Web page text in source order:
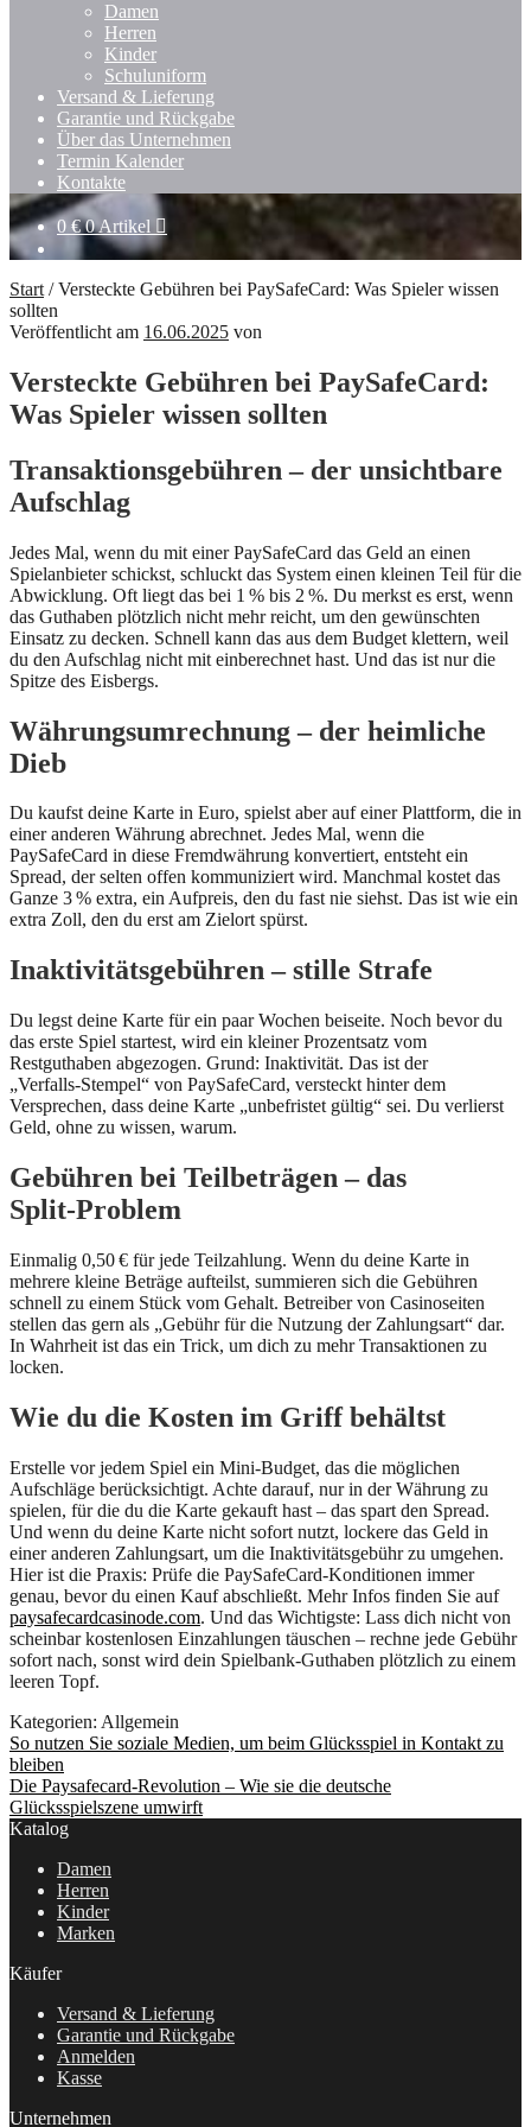
Damen
Herren
Kinder
Schuluniform
Versand & Lieferung
Garantie und Rückgabe
Über das Unternehmen
Termin Kalender
Kontakte
0 € 0 Artikel
Start /Versteckte Gebühren bei PaySafeCard: Was Spieler wissen
sollten
Veröffentlicht am 16.06.2025 von
Versteckte Gebühren bei PaySafeCard:
Was Spieler wissen sollten
Transaktionsgebühren – der unsichtbare
Aufschlag
Jedes Mal, wenn du mit einer PaySafeCard das Geld an einen
Spielanbieter schickst, schluckt das System einen kleinen Teil für die
Abwicklung. Oft liegt das bei 1 % bis 2 %. Du merkst es erst, wenn
das Guthaben plötzlich nicht mehr reicht, um den gewünschten
Einsatz zu decken. Schnell kann das aus dem Budget klettern, weil
du den Aufschlag nicht mit einberechnet hast. Und das ist nur die
Spitze des Eisbergs.
Währungsumrechnung – der heimliche
Dieb
Du kaufst deine Karte in Euro, spielst aber auf einer Plattform, die in
einer anderen Währung abrechnet. Jedes Mal, wenn die
PaySafeCard in diese Fremdwährung konvertiert, entsteht ein
Spread, der selten offen kommuniziert wird. Manchmal kostet das
Ganze 3 % extra, ein Aufpreis, den du fast nie siehst. Das ist wie ein
extra Zoll, den du erst am Zielort spürst.
Inaktivitätsgebühren – stille Strafe
Du legst deine Karte für ein paar Wochen beiseite. Noch bevor du
das erste Spiel startest, wird ein kleiner Prozentsatz vom
Restguthaben abgezogen. Grund: Inaktivität. Das ist der
„Verfalls‑Stempel“ von PaySafeCard, versteckt hinter dem
Versprechen, dass deine Karte „unbefristet gültig“ sei. Du verlierst
Geld, ohne zu wissen, warum.
Gebühren bei Teilbeträgen – das
Split‑Problem
Einmalig 0,50 € für jede Teilzahlung. Wenn du deine Karte in
mehrere kleine Beträge aufteilst, summieren sich die Gebühren
schnell zu einem Stück vom Gehalt. Betreiber von Casinoseiten
stellen das gern als „Gebühr für die Nutzung der Zahlungsart“ dar.
In Wahrheit ist das ein Trick, um dich zu mehr Transaktionen zu
locken.
Wie du die Kosten im Griff behältst
Erstelle vor jedem Spiel ein Mini‑Budget, das die möglichen
Aufschläge berücksichtigt. Achte darauf, nur in der Währung zu
spielen, für die du die Karte gekauft hast – das spart den Spread.
Und wenn du deine Karte nicht sofort nutzt, lockere das Geld in
einer anderen Zahlungsart, um die Inaktivitätsgebühr zu umgehen.
Hier ist die Praxis: Prüfe die PaySafeCard‑Konditionen immer
genau, bevor du einen Kauf abschließt. Mehr Infos finden Sie auf
paysafecardcasinode.com. Und das Wichtigste: Lass dich nicht von
scheinbar kostenlosen Einzahlungen täuschen – rechne jede Gebühr
sofort nach, sonst wird dein Spielbank‑Guthaben plötzlich zu einem
leeren Topf.
Kategorien: Allgemein
Beitragsnavigation
Vorheriger
Beitrag:
So nutzen Sie soziale Medien, um beim Glücksspiel in Kontakt zu
bleiben
Nächster
Beitrag:
Die Paysafecard-Revolution – Wie sie die deutsche
Glücksspielszene umwirft
Katalog
Damen
Herren
Kinder
Marken
Käufer
Versand & Lieferung
Garantie und Rückgabe
Anmelden
Kasse
Unternehmen